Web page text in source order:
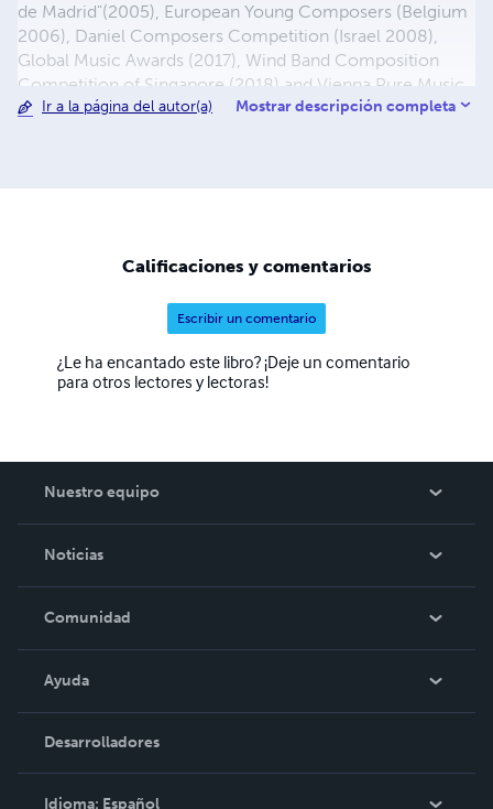
de Madrid"(2005), European Young Composers (Belgium
2006), Daniel Composers Competition (Israel 2008),
Global Music Awards (2017), Wind Band Composition
Competition of Singapore (2018) and Vienna Pure Music
Competition(2021). Currently is Professor of
Ir a la página del autor(a) Mostrar descripción completa
Calificaciones y comentarios
Escribir un comentario
¿Le ha encantado este libro? ¡Deje un comentario
para otros lectores y lectoras!
Nuestro equipo
Acerca de nosotros
Noticias
En las noticias
Comunidad
Podcast
Ayuda
Búsqueda del pedido
Base de conocimientos
Desarrolladores
Idioma: Español